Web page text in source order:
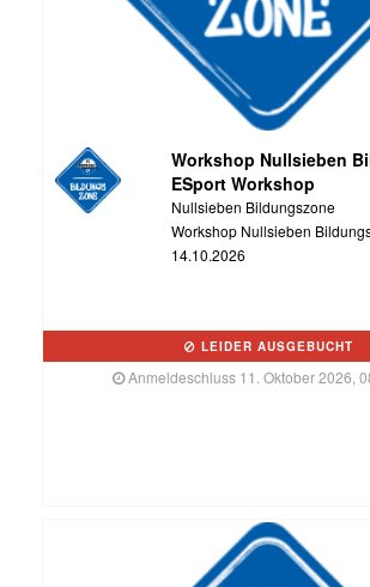
Workshop Nullsieben
ESport Workshop
Nullsieben Bildungszone
Workshop Nullsieben
14.10.2026
LEIDER AUSGEBUCHT
Anmeldeschluss 11. Oktober 2026,